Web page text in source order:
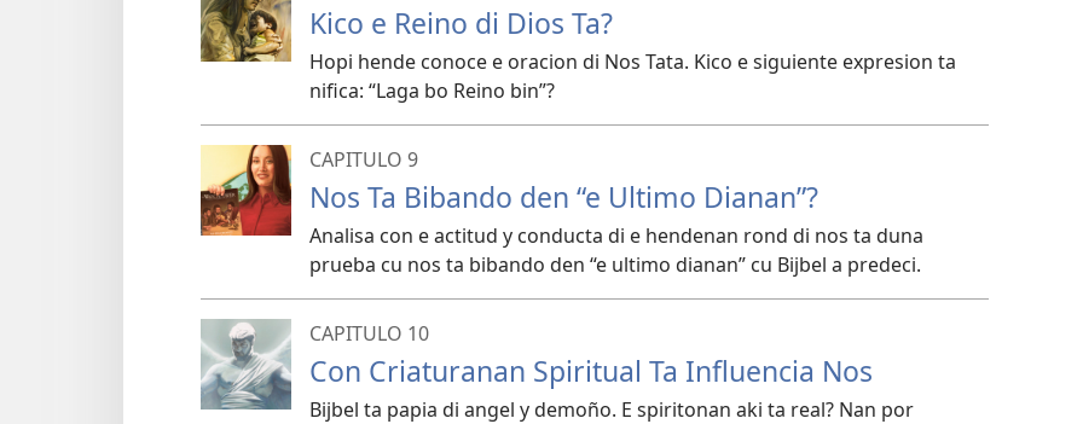
Kico e Reino di Dios Ta?
Hopi hende conoce e oracion di Nos Tata. Kico e siguiente expresion ta
nifica: “Laga bo Reino bin”?
CAPITULO 9
Nos Ta Bibando den “e Ultimo Dianan”?
Analisa con e actitud y conducta di e hendenan rond di nos ta duna
prueba cu nos ta bibando den “e ultimo dianan” cu Bijbel a predeci.
CAPITULO 10
Con Criaturanan Spiritual Ta Influencia Nos
Bijbel ta papia di angel y demoño. E spiritonan aki ta real? Nan por